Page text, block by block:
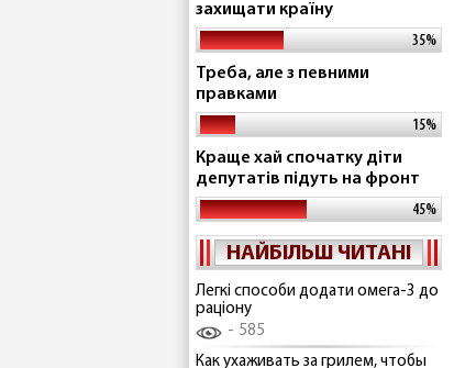
захищати країну
35%
Треба, але з певними
правками
15%
Краще хай спочатку діти
депутатів підуть на фронт
45%
НАЙБІЛЬШ ЧИТАНІ
Легкі способи додати омега-3 до
раціону
585
Как ухаживать за грилем, чтобы